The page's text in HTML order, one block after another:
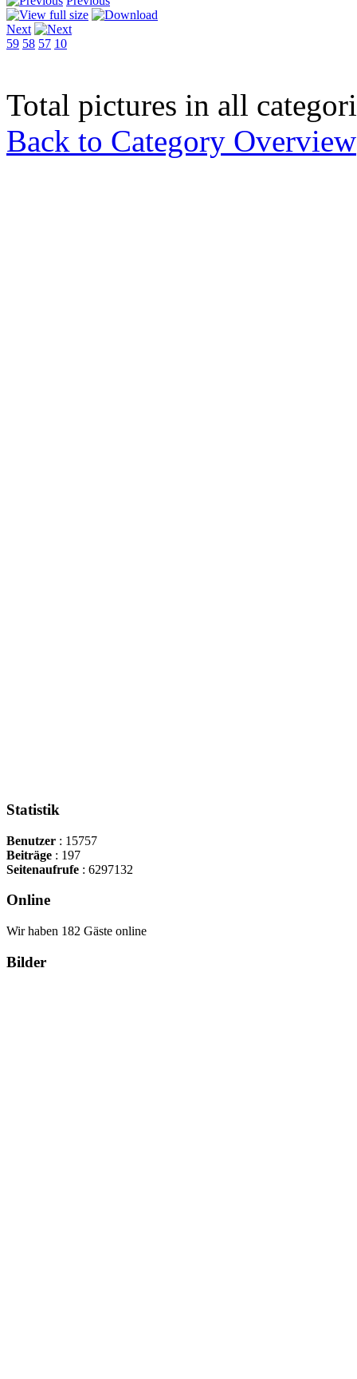
Next
59 58 57 10
Total pictures in all
Back to Category Overview
Statistik
Benutzer : 15757
Beiträge : 197
Seitenaufrufe : 6297132
Online
Wir haben 182 Gäste online
Bilder